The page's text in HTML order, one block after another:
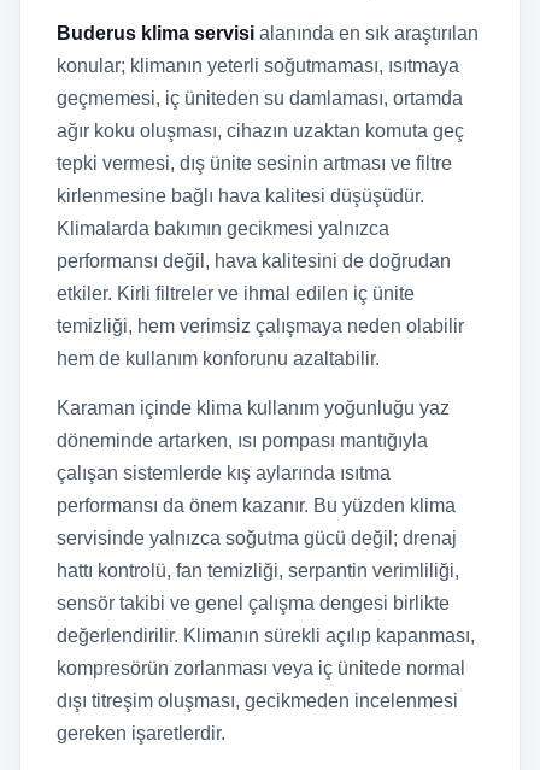
Buderus klima servisi alanında en sık araştırılan
konular; klimanın yeterli soğutmaması, ısıtmaya
geçmemesi, iç üniteden su damlaması, ortamda
ağır koku oluşması, cihazın uzaktan komuta geç
tepki vermesi, dış ünite sesinin artması ve filtre
kirlenmesine bağlı hava kalitesi düşüşüdür.
Klimalarda bakımın gecikmesi yalnızca
performansı değil, hava kalitesini de doğrudan
etkiler. Kirli filtreler ve ihmal edilen iç ünite
temizliği, hem verimsiz çalışmaya neden olabilir
hem de kullanım konforunu azaltabilir.
Karaman içinde klima kullanım yoğunluğu yaz
döneminde artarken, ısı pompası mantığıyla
çalışan sistemlerde kış aylarında ısıtma
performansı da önem kazanır. Bu yüzden klima
servisinde yalnızca soğutma gücü değil; drenaj
hattı kontrolü, fan temizliği, serpantin verimliliği,
sensör takibi ve genel çalışma dengesi birlikte
değerlendirilir. Klimanın sürekli açılıp kapanması,
kompresörün zorlanması veya iç ünitede normal
dışı titreşim oluşması, gecikmeden incelenmesi
gereken işaretlerdir.